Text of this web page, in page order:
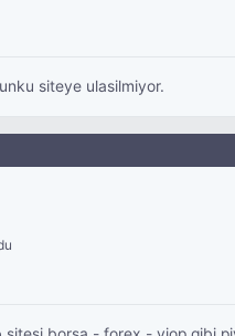
siteye ulasilmiyor.